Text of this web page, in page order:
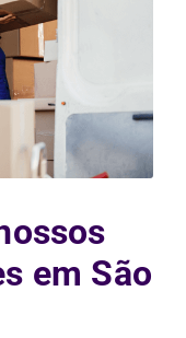
em São